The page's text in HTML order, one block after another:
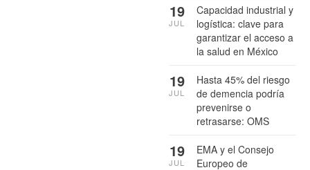
Capacidad industrial y
logística: clave para
garantizar el acceso a
la salud en México
19
JUL
Hasta 45% del riesgo
de demencia podría
prevenirse o
retrasarse: OMS
19
JUL
EMA y el Consejo
Europeo de
19
JUL